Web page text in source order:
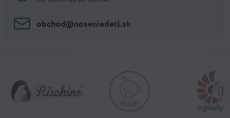
obchod​@noseniedeti​.sk